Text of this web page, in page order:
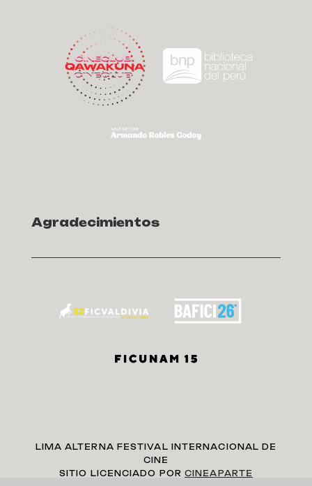
Agradecimientos
LIMA ALTERNA FESTIVAL INTERNACIONAL DE
CINE
SITIO LICENCIADO PORCINEAPARTE